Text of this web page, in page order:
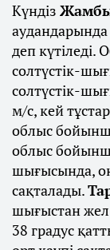
Күндіз
деп күтіледі.
солтүстік-
солтүстік-
м/с, кей
облыс
облыс
шығысында,
сақталады.
шығыстан жел
38 градус